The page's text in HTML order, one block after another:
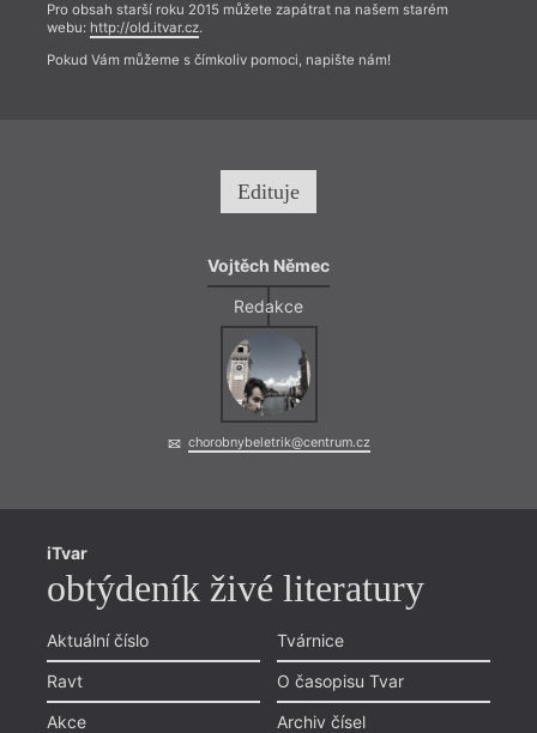
Pro obsah starší roku 2015 můžete zapátrat na našem starém
webu: http://old.itvar.cz.
Pokud Vám můžeme s čímkoliv pomoci, napište nám!
Edituje
Vojtěch Němec
Redakce
chorobnybeletrik@centrum.cz
iTvar
obtýdeník živé literatury
Aktuální číslo
Ravt
Akce
Tvárnice
O časopisu Tvar
Archiv čísel